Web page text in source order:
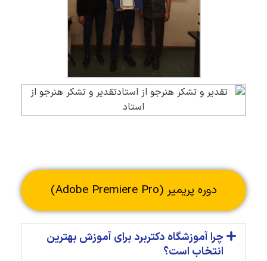
دوره پریمیر (Adobe Premiere Pro)
چرا آموزشگاه دکتربرد برای آموزش بهترین
انتخاب است؟